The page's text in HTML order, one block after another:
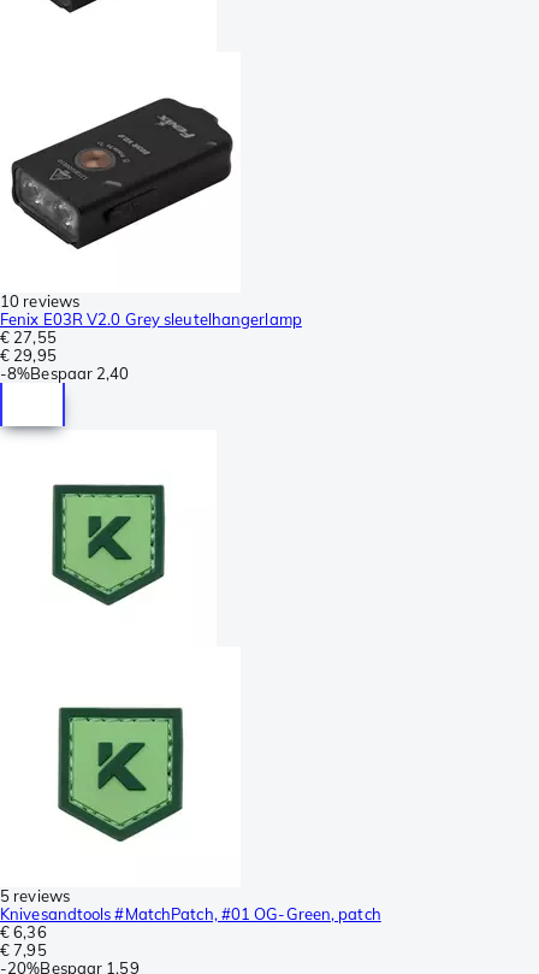
10 reviews
Fenix E03R V2.0 Grey sleutelhangerlamp
€ 27,55
€ 29,95
-8%Bespaar 2,40
5 reviews
Knivesandtools #MatchPatch, #01 OG-Green, patch
€ 6,36
€ 7,95
-20%Bespaar 1,59